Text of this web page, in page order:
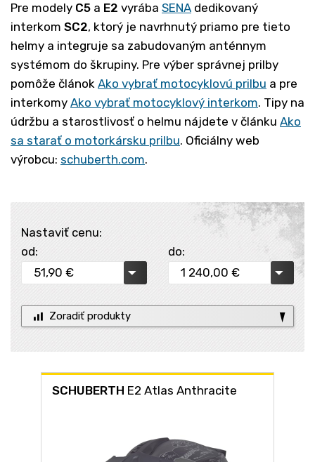
Pre modely C5 a E2 vyrába SENA dedikovaný
interkom SC2, ktorý je navrhnutý priamo pre tieto
helmy a integruje sa zabudovaným anténnym
systémom do škrupiny. Pre výber správnej prilby
pomôže článok Ako vybrať motocyklovú prilbu a pre
interkomy Ako vybrať motocyklový interkom. Tipy na
údržbu a starostlivosť o helmu nájdete v článku Ako
sa starať o motorkársku prilbu. Oficiálny web
výrobcu: schuberth.com.
Nastaviť cenu:
od:
do:
Zoradiť produkty
SCHUBERTH E2 Atlas Anthracite